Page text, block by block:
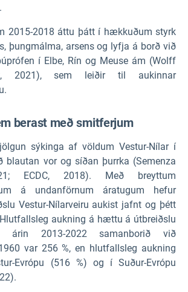
2015-2018 áttu þátt í hækkuðum styrk
þungmálma, arsens og lyfja á borð við
í Elbe, Rín og Meuse ám (Wolff
2021), sem leiðir til aukinnar
berast með smitferjum
sýkinga af völdum Vestur-Nílar í
blautan vor og síðan þurrka (Semenza
ECDC, 2018). Með breyttum
á undanförnum áratugum hefur
Vestur-Nílarveiru aukist jafnt og þétt
aukning á hættu á útbreiðslu
árin 2013-2022 samanborið við
var 256 %, en hlutfallsleg aukning
Evrópu (516 %) og í Suður-Evrópu